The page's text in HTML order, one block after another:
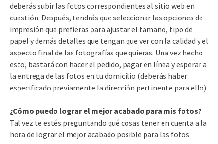
deberás subir las fotos correspondientes al sitio web en
cuestión. Después, tendrás que seleccionar las opciones de
impresión que prefieras para ajustar el tamaño, tipo de
papel y demás detalles que tengan que ver con la calidad y el
aspecto final de las fotografías que quieras. Una vez hecho
esto, bastará con hacer el pedido, pagar en línea y esperar a
la entrega de las fotos en tu domicilio (deberás haber
especificado previamente la dirección pertinente para ello).
¿Cómo puedo lograr el mejor acabado para mis fotos?
Tal vez te estés preguntando qué cosas tener en cuenta a la
hora de lograr el mejor acabado posible para las fotos